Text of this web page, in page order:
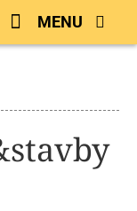
MENU